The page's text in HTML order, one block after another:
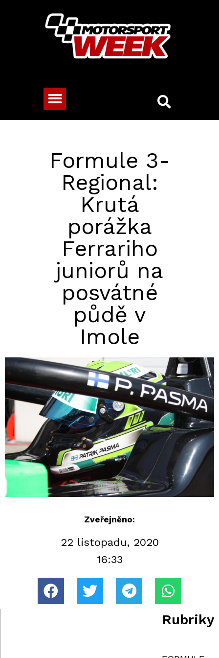
Formule 3-
Regional:
Krutá
porážka
Ferrariho
juniorů na
posvátné
půdě v
Imole
Zveřejněno:
22 listopadu, 2020
16:33
Rubriky